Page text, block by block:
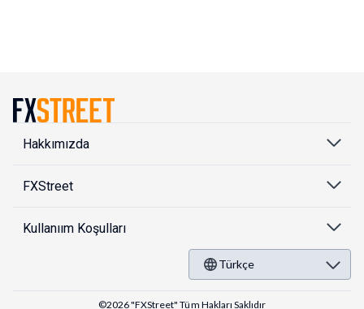
Hakkımızda
FXStreet
Kullanıım Koşulları
Türkçe
©2026 "FXStreet" Tüm Hakları Saklıdır